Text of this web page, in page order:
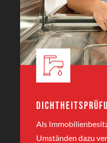
Als
Umständen dazu